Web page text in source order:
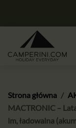
Strona główna
MACTRONIC –
lm, ładowalna